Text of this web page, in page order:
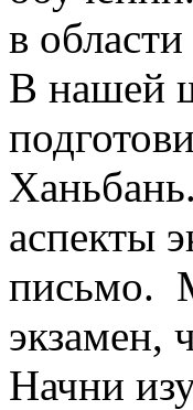
в
В нашей
аспекты
письмо.
экзамен,
Начни